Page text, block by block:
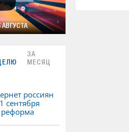
ЗА
МЕСЯЦ
россиян
сентября
реформа